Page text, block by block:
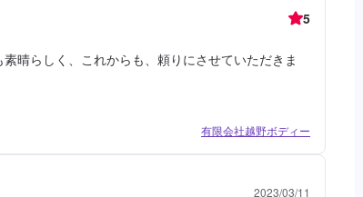
5
晴らしく、これからも、頼りにさせていただきま
有限会社越野ボディー
2023/03/11